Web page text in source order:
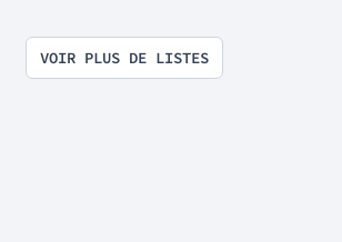
VOIR PLUS DE LISTES